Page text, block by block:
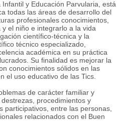
y Educación Parvularia, está
todas las áreas de desarrollo del
profesionales conocimientos,
el niño e integrarlo a la vida
científico-técnica y la
técnico especializado,
académica en su práctica
Su finalidad es mejorar la
conocimientos sólidos en las
el uso educativo de las Tics.
de carácter familiar y
procedimientos y
participativos, entre las personas,
relacionados con el Buen